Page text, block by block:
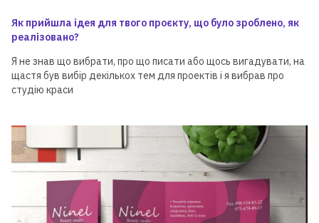
Як прийшла ідея для твого проєкту, що було зроблено, як
реалізовано?
Я не знав що вибрати, про що писати або щось вигадувати, на
щастя був вибір декількох тем для проектів і я вибрав про
студію краси